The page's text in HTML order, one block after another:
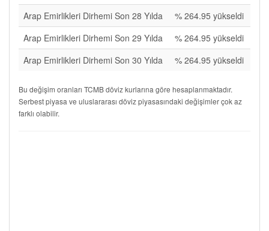
Arap Emirlikleri Dirhemi Son 28 Yılda
% 264.95 yükseldi
Arap Emirlikleri Dirhemi Son 29 Yılda
% 264.95 yükseldi
Arap Emirlikleri Dirhemi Son 30 Yılda
% 264.95 yükseldi
Bu değişim oranları TCMB döviz kurlarına göre hesaplanmaktadır.
Serbest piyasa ve uluslararası döviz piyasasındaki değişimler çok az
farklı olabilir.